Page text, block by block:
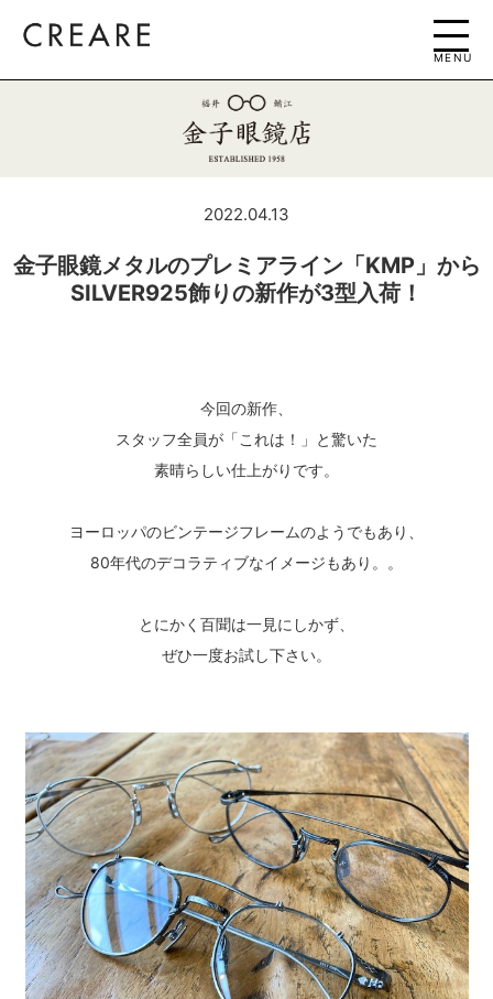
MENU
2022.04.13
金子眼鏡メタルのプレミアライン「KMP」から
SILVER925飾りの新作が3型入荷！
今回の新作、
スタッフ全員が「これは！」と驚いた
素晴らしい仕上がりです。
ヨーロッパのビンテージフレームのようでもあり、
80年代のデコラティブなイメージもあり。。
とにかく百聞は一見にしかず、
ぜひ一度お試し下さい。